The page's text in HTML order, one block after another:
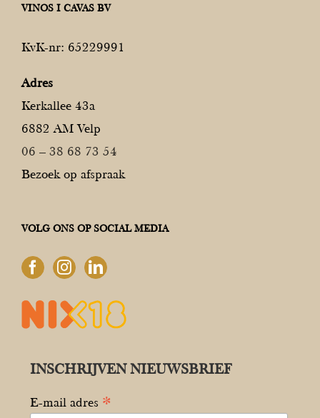
VINOS I CAVAS BV
KvK-nr: 65229991
Adres
Kerkallee 43a
6882 AM Velp
06 – 38 68 73 54
Bezoek op afspraak
VOLG ONS OP SOCIAL MEDIA
INSCHRIJVEN NIEUWSBRIEF
E-mail adres *